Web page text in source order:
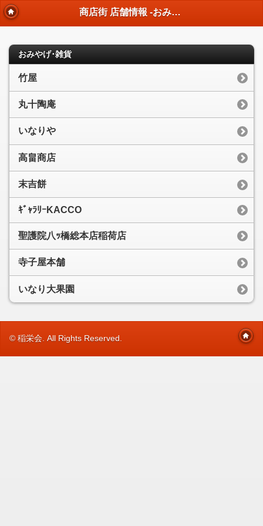
商店街 店舗情報 -おみやげ･雑貨-
おみやげ･雑貨
竹屋
丸十陶庵
いなりや
高畠商店
末吉餅
ｷﾞｬﾗﾘｰKACCO
聖護院八ｯ橋総本店稲荷店
寺子屋本舗
いなり大果園
© 稲栄会. All Rights Reserved.